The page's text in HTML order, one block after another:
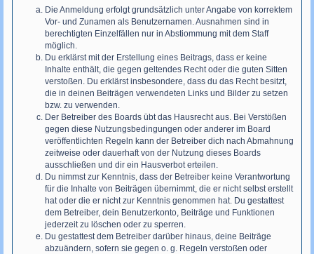
Die Anmeldung erfolgt grundsätzlich unter Angabe von korrektem
Vor- und Zunamen als Benutzernamen. Ausnahmen sind in
berechtigten Einzelfällen nur in Abstiommung mit dem Staff
möglich.
Du erklärst mit der Erstellung eines Beitrags, dass er keine
Inhalte enthält, die gegen geltendes Recht oder die guten Sitten
verstoßen. Du erklärst insbesondere, dass du das Recht besitzt,
die in deinen Beiträgen verwendeten Links und Bilder zu setzen
bzw. zu verwenden.
Der Betreiber des Boards übt das Hausrecht aus. Bei Verstößen
gegen diese Nutzungsbedingungen oder anderer im Board
veröffentlichten Regeln kann der Betreiber dich nach Abmahnung
zeitweise oder dauerhaft von der Nutzung dieses Boards
ausschließen und dir ein Hausverbot erteilen.
Du nimmst zur Kenntnis, dass der Betreiber keine Verantwortung
für die Inhalte von Beiträgen übernimmt, die er nicht selbst erstellt
hat oder die er nicht zur Kenntnis genommen hat. Du gestattest
dem Betreiber, dein Benutzerkonto, Beiträge und Funktionen
jederzeit zu löschen oder zu sperren.
Du gestattest dem Betreiber darüber hinaus, deine Beiträge
abzuändern, sofern sie gegen o. g. Regeln verstoßen oder